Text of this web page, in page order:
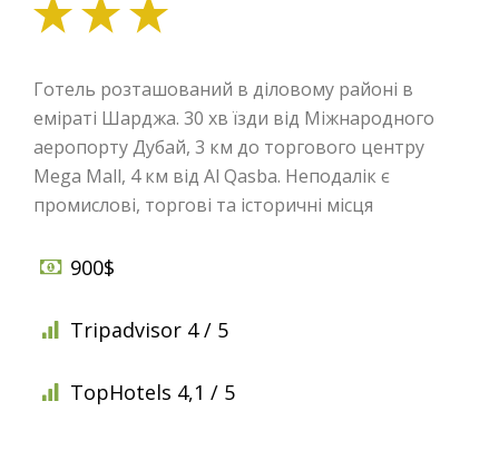
Готель розташований в діловому районі в
еміраті Шарджа. 30 хв їзди від Міжнародного
аеропорту Дубай, 3 км до торгового центру
Mega Mall, 4 км від Al Qasba. Неподалік є
промислові, торгові та історичні місця
900$
Tripadvisor 4 / 5
TopHotels 4,1 / 5